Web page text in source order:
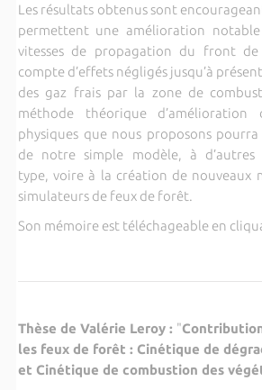
Les résultats obtenus sont
permettent une amélioration
vitesses de propagation du front
compte d’effets négligés jusqu’à
des gaz frais par la zone de
méthode théorique d’amélioration
physiques que nous proposons pourra
de notre simple modèle, à d’autres
type, voire à la création de nouveaux
simulateurs de feux de forêt.
Son mémoire est téléchageable en
Thèse de Valérie Leroy : "
les feux de forêt : Cinétique de
et Cinétique de combustion des